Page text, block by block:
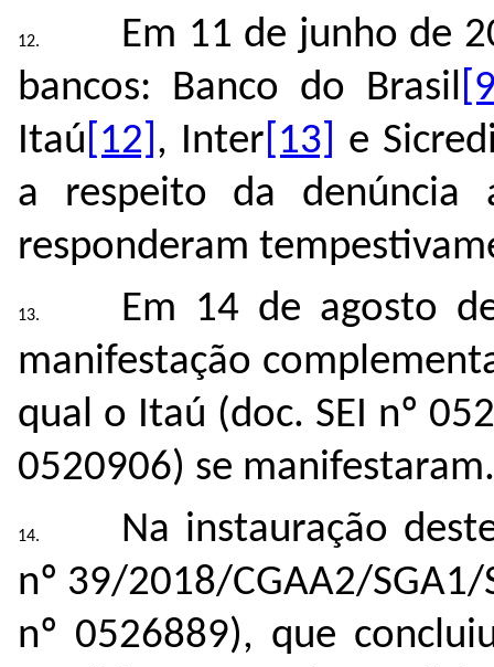
Em 11 de junho de
bancos: Banco do Brasil
Itaú [12] , Inter [13]
e
a respeito da denúncia
responderam
Em 14 de agosto
manifestação
qual o Itaú (doc. SEI nº
0520906) se manifestaram.
Na instauração
nº 39/2018/CGAA2/SGA1/
nº 0526889), que